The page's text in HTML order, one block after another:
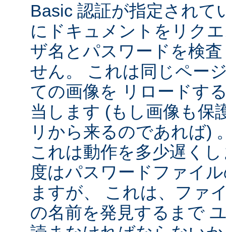
Basic 認証が指定されて
にドキュメントをリク
ザ名とパスワードを検
せん。 これは同じペー
ての画像を リロードす
当します (もし画像も保
リから来るのであれば)
これは動作を多少遅く
度はパスワードファイ
ますが、 これは、ファ
の名前を発見するまで